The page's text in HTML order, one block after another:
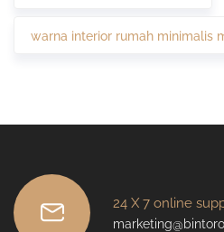
warna interior rumah minimalis
24 X 7 online